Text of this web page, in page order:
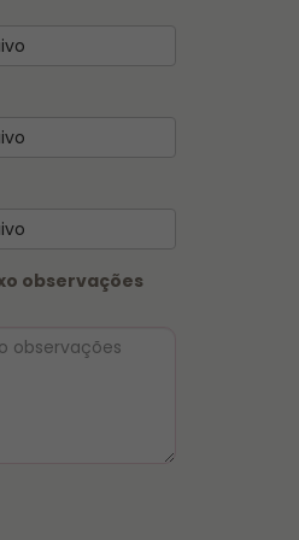
observações